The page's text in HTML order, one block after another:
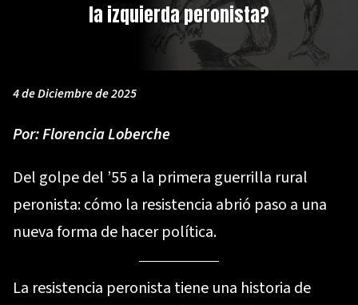
la izquierda peronista?
4 de Diciembre de 2025
Por:Florencia Loberche
Del golpe del ’55 a la primera guerrilla rural
peronista: cómo la resistencia abrió paso a una
nueva forma de hacer política.
La resistencia peronista tiene una historia de